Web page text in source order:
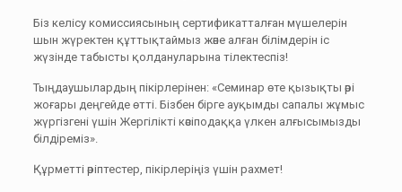
Біз келісу комиссиясының сертификатталған мүшелерін
шын жүректен құттықтаймыз және алған білімдерін іс
жүзінде табысты қолдануларына тілектеспіз!
Тыңдаушылардың пікірлерінен: «Семинар өте қызықты әрі
жоғары деңгейде өтті. Бізбен бірге ауқымды сапалы жұмыс
жүргізгені үшін Жергілікті кәсіподаққа үлкен алғысымызды
білдіреміз».
Құрметті әріптестер, пікірлеріңіз үшін рахмет!